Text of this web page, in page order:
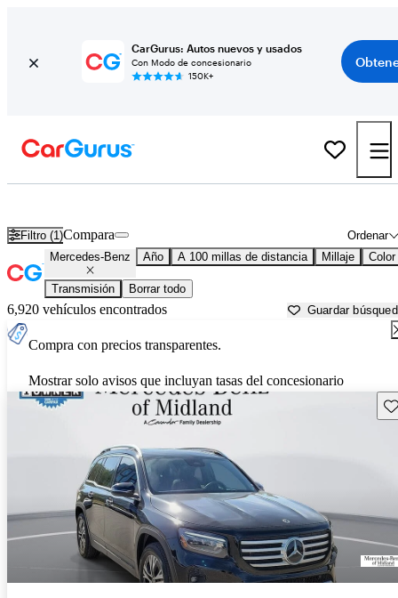
CarGurus: Autos nuevos y usados
Con Modo de concesionario
150K+
Filtro (1) Ordenar
Compara
Mercedes-Benz Año A 100 millas de distancia Millaje Color
Transmisión Borrar todo
6,920 vehículos encontrados Guardar
Compra con precios transparentes.
Mostrar solo avisos que incluyan tasas del concesionario